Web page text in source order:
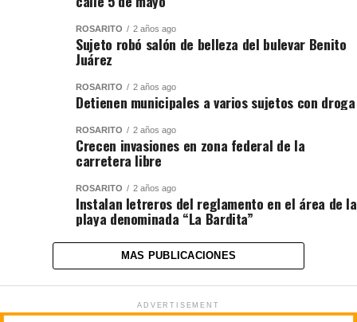
ROSARITO 2 años ago
Sujeto robó salón de belleza del bulevar Benito
Juárez
ROSARITO 2 años ago
Detienen municipales a varios sujetos con droga
ROSARITO 2 años ago
Crecen invasiones en zona federal de la
carretera libre
ROSARITO 2 años ago
Instalan letreros del reglamento en el área de la
playa denominada “La Bardita”
MAS PUBLICACIONES
ADVERTISEMENT